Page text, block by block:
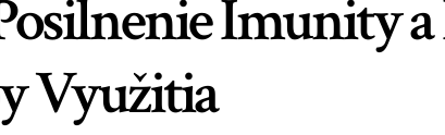
Imunity
Využitia